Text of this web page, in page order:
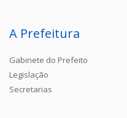
A Prefeitura
Gabinete do Prefeito
Legislação
Secretarias